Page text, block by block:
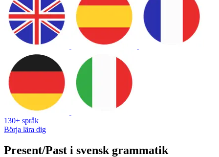
130+ språk
Börja lära dig
Present/Past i svensk grammatik